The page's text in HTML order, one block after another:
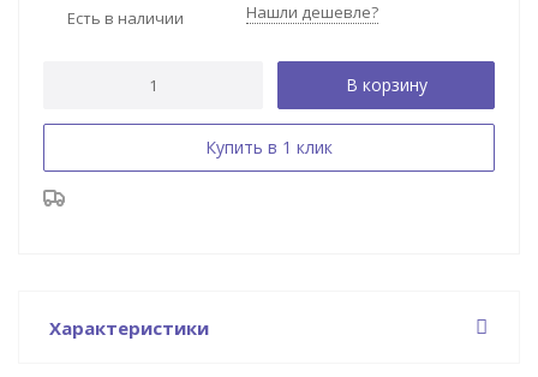
Есть в наличии Нашли дешевле?
В корзину
Купить в 1 клик
Характеристики